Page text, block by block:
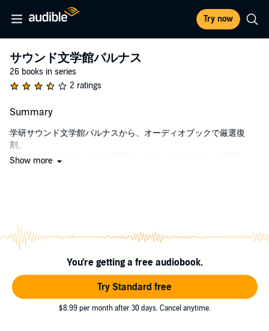
Try now
サウンド文学館パルナス
26 books in series
2 ratings
Summary
学研サウンド文学館パルナスから、オーディオブックで厳選復
刻。
現代の文壇を代表する編集委員が、内外の作家の傑作を厳選。
Show more
You're getting a free audiobook.
Try Standard free
$8.99 per month after 30 days. Cancel anytime.